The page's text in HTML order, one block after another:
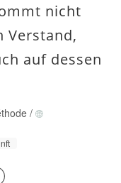
nicht
Verstand,
auf dessen
/